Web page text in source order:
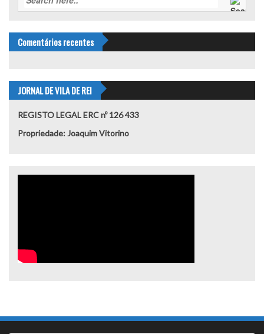
Comentários recentes
JORNAL DE VILA DE REI
REGISTO LEGAL ERC nº 126 433
Propriedade: Joaquim Vitorino